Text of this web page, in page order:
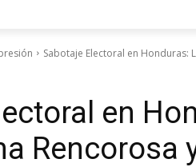
Sabotaje Electoral en Honduras:
en
Rencorosa